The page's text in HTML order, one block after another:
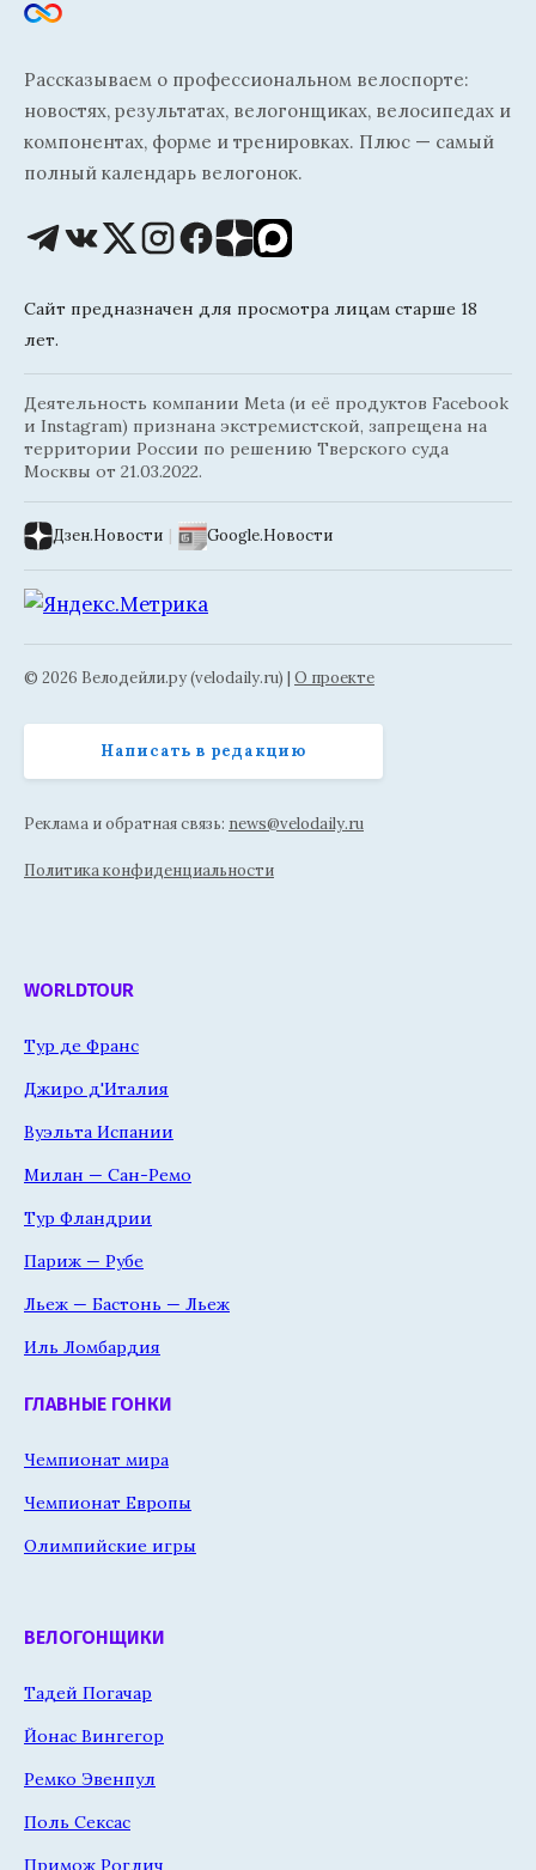
Рассказываем о профессиональном велоспорте:
новостях, результатах, велогонщиках, велосипедах и
компонентах, форме и тренировках. Плюс — самый
полный календарь велогонок.
Сайт предназначен для просмотра лицам старше 18
лет.
Деятельность компании Meta (и её продуктов Facebook
и Instagram) признана экстремистской, запрещена на
территории России по решению Тверского суда
Москвы от 21.03.2022.
Дзен.Новости | Google.Новости
© 2026 Велодейли.ру (velodaily.ru) | О проекте
Написать в редакцию
Реклама и обратная связь: news@velodaily.ru
Политика конфиденциальности
WORLDTOUR
Тур де Франс
Джиро д'Италия
Вуэльта Испании
Милан — Сан-Ремо
Тур Фландрии
Париж — Рубе
Льеж — Бастонь — Льеж
Иль Ломбардия
ГЛАВНЫЕ ГОНКИ
Чемпионат мира
Чемпионат Европы
Олимпийские игры
ВЕЛОГОНЩИКИ
Тадей Погачар
Йонас Вингегор
Ремко Эвенпул
Поль Сексас
Примож Роглич